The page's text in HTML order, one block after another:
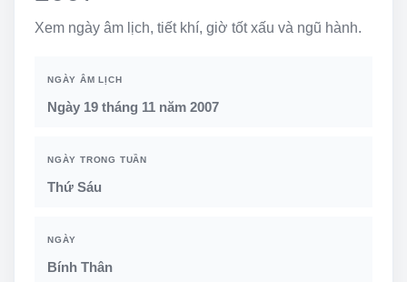
Xem ngày âm lịch, tiết khí, giờ tốt xấu và ngũ hành.
NGÀY ÂM LỊCH
Ngày 19 tháng 11 năm 2007
NGÀY TRONG TUẦN
Thứ Sáu
NGÀY
Bính Thân